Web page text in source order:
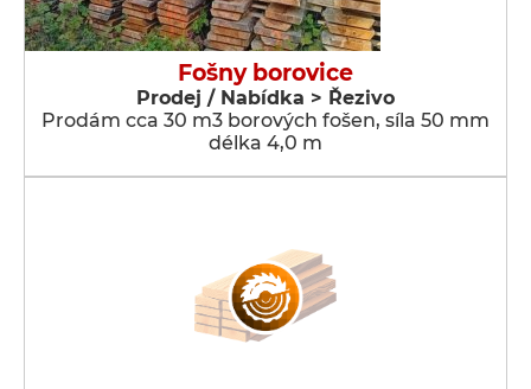
Fošny borovice
Prodej / Nabídka > Řezivo
Prodám cca 30 m3 borových fošen, síla 50 mm
délka 4,0 m